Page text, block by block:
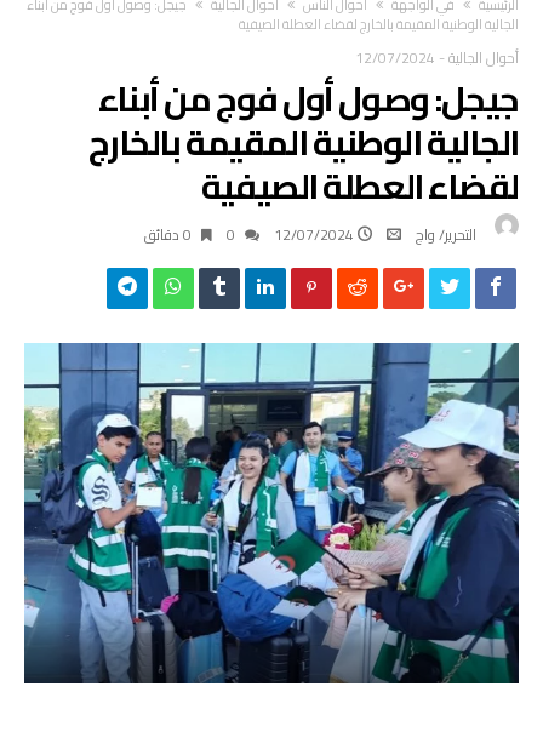
‫الرئيسية‬ في الواجهة أحوال الناس أحوال الجالية
جيجل: وصول أول فوج من أبناء
الجالية الوطنية المقيمة بالخارج لقضاء العطلة الصيفية
أحوال الجالية-
12/07/2024
جيجل: وصول أول فوج من أبناء
الجالية الوطنية المقيمة بالخارج
لقضاء العطلة الصيفية
التحرير/ واج 12/07/2024 0 ‫دقائق‬